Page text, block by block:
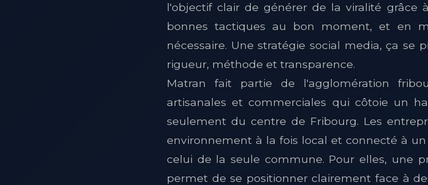
l'objectif clair de générer de la viralité grâce
bonnes tactiques au bon moment, et en
nécessaire. Une stratégie social media, ça
rigueur, méthode et transparence.
Matran fait partie de l'agglomération
artisanales et commerciales qui côtoie un
seulement du centre de Fribourg. Les
environnement à la fois local et connecté à
celui de la seule commune. Pour elles, une
permet de se positionner clairement face à